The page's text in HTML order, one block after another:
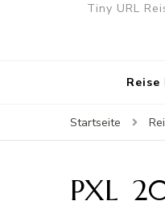
Tiny URL
Startseite